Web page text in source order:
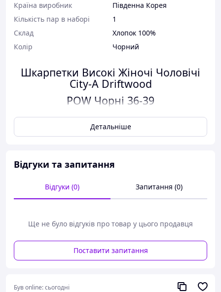
Країна виробник
Південна Корея
Кількість пар в наборі
1
Склад
Хлопок 100%
Колір
Чорний
Шкарпетки Високі Жіночі Чоловічі
City-A Driftwood
POW Чорні 36-39
Колір:Чорний
Матеріал: Тканина
Склад:Бавовна 100%
Детальніше
Відгуки та запитання
Відгуки (0) Запитання (0)
Ще не було відгуків про товар у цього продавця
Поставити запитання
Був online:сьогодні